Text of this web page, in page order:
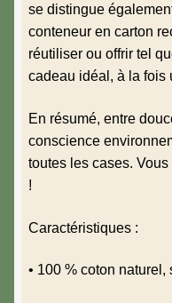
se distingue
conteneur en carton
réutiliser ou offrir tel
cadeau idéal, à la fois
En résumé, entre
conscience
toutes les cases.
!
Caractéristiques :
• 100 % coton